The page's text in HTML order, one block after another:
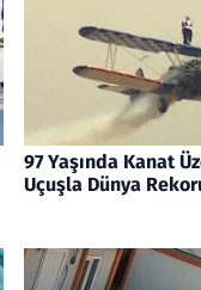
97 Yaşında Kanat
Uçuşla Dünya